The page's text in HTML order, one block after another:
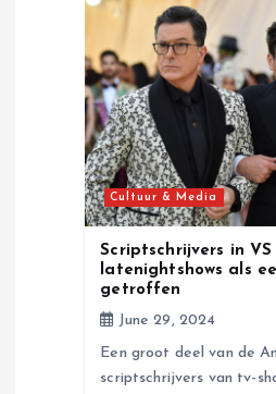
Cultuur & Media
Scriptschrijvers in VS
latenightshows als
getroffen
June 29, 2024
Een groot deel van de
scriptschrijvers van tv-